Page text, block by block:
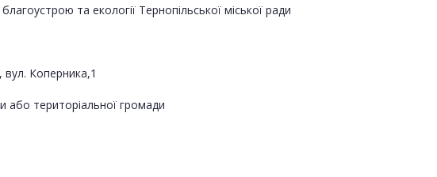
та екології Тернопільської міської ради
вул. Коперника,1
територіальної громади